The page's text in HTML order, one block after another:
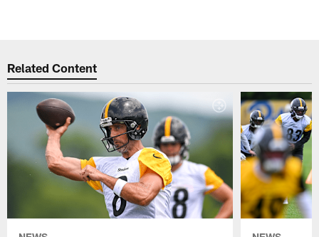
Related Content